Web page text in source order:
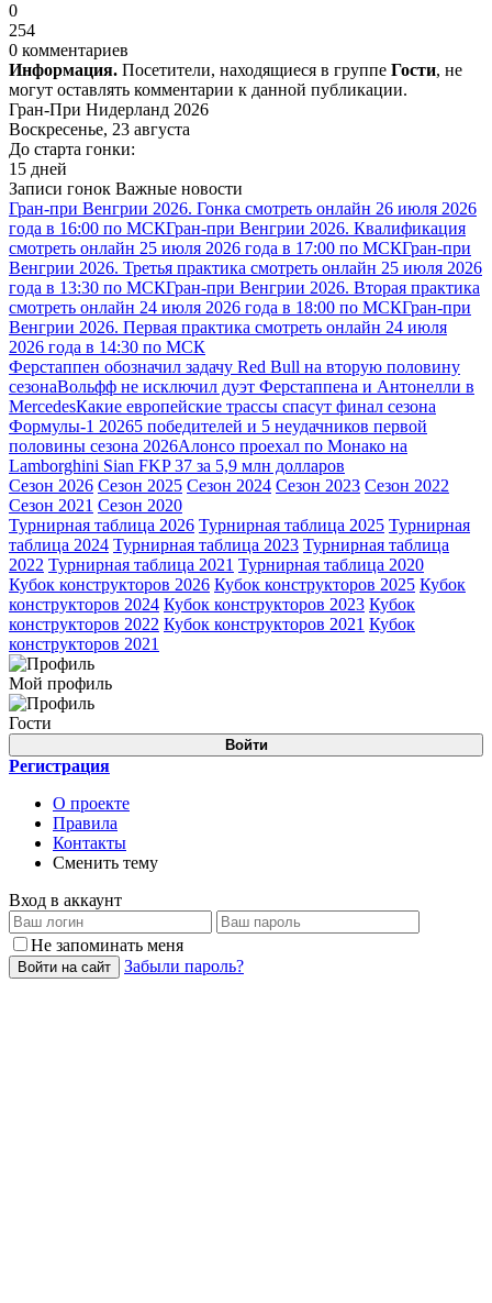
0
254
0 комментариев
Информация. Посетители, находящиеся в группе Гости, не
могут оставлять комментарии к данной публикации.
Гран-При Нидерланд 2026
Воскресенье, 23 августа
До старта гонки:
15 дней
Записи гонок Важные новости
Гран-при Венгрии 2026. Гонка смотреть онлайн 26 июля 2026
года в 16:00 по МСКГран-при Венгрии 2026. Квалификация
смотреть онлайн 25 июля 2026 года в 17:00 по МСКГран-при
Венгрии 2026. Третья практика смотреть онлайн 25 июля 2026
года в 13:30 по МСКГран-при Венгрии 2026. Вторая практика
смотреть онлайн 24 июля 2026 года в 18:00 по МСКГран-при
Венгрии 2026. Первая практика смотреть онлайн 24 июля
2026 года в 14:30 по МСК
Ферстаппен обозначил задачу Red Bull на вторую половину
сезонаВольфф не исключил дуэт Ферстаппена и Антонелли в
MercedesКакие европейские трассы спасут финал сезона
Формулы-1 20265 победителей и 5 неудачников первой
половины сезона 2026Алонсо проехал по Монако на
Lamborghini Sian FKP 37 за 5,9 млн долларов
Сезон 2026 Сезон 2025 Сезон 2024 Сезон 2023 Сезон 2022
Сезон 2021 Сезон 2020
Турнирная таблица 2026 Турнирная таблица 2025 Турнирная
таблица 2024 Турнирная таблица 2023 Турнирная таблица
2022 Турнирная таблица 2021 Турнирная таблица 2020
Кубок конструкторов 2026 Кубок конструкторов 2025 Кубок
конструкторов 2024 Кубок конструкторов 2023 Кубок
конструкторов 2022 Кубок конструкторов 2021 Кубок
конструкторов 2021
Мой профиль
Гости
Войти
Регистрация
О проекте
Правила
Контакты
Сменить тему
Вход в аккаунт
Не запоминать меня
Войти на сайт Забыли пароль?